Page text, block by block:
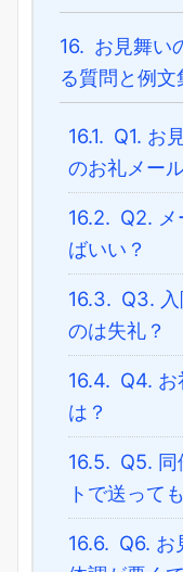
16. お見舞い
る質問と例文
16.1. Q1. お
のお礼メー
16.2. Q2. メ
ばいい？
16.3. Q3.
のは失礼？
16.4. Q4. お
は？
16.5. Q5. 同
トで送って
16.6. Q6. お